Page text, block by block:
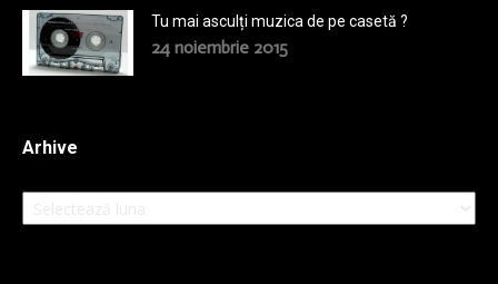
Tu mai asculți muzica de pe casetă ?
24 noiembrie 2015
Arhive
Arhive